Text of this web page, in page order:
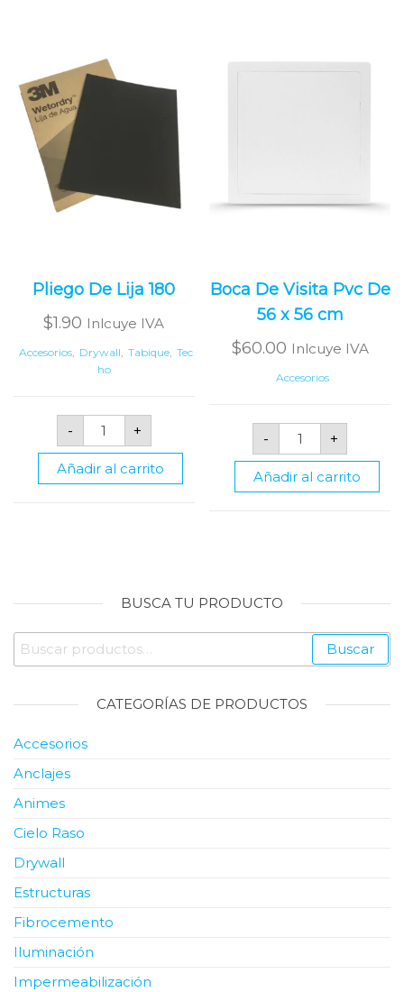
Pliego De Lija 180
$1.90 Inlcuye IVA
Accesorios, Drywall, Tabique, Tec
ho
-
Pliego
De
Lija
180
cantidad
+
Añadir al carrito
Boca De Visita Pvc De
56 x 56 cm
$60.00 Inlcuye IVA
Accesorios
-
Boca
De
Visita
Pvc
De
56
+
Añadir al carrito
BUSCA TU PRODUCTO
Buscar
por:
Buscar
CATEGORÍAS DE PRODUCTOS
Accesorios
Anclajes
Animes
Cielo Raso
Drywall
Estructuras
Fibrocemento
Iluminación
Impermeabilización